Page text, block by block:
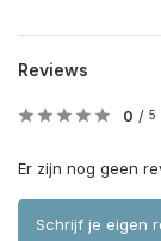
Reviews
0 / 5
Er zijn nog geen
Schrijf je eigen